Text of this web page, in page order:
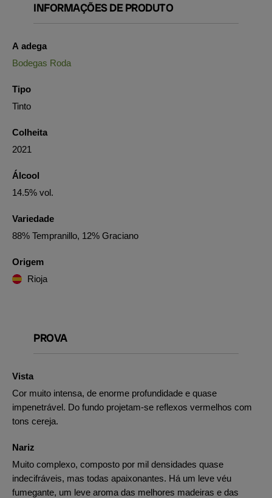
INFORMAÇÕES DE PRODUTO
A adega
Bodegas Roda
Tipo
Tinto
Colheita
2021
Álcool
14.5% vol.
Variedade
88% Tempranillo, 12% Graciano
Origem
Rioja
PROVA
Vista
Cor muito intensa, de enorme profundidade e quase
impenetrável. Do fundo projetam-se reflexos vermelhos com
tons cereja.
Nariz
Muito complexo, composto por mil densidades quase
indecifráveis, mas todas apaixonantes. Há um leve véu
fumegante, um leve aroma das melhores madeiras e das